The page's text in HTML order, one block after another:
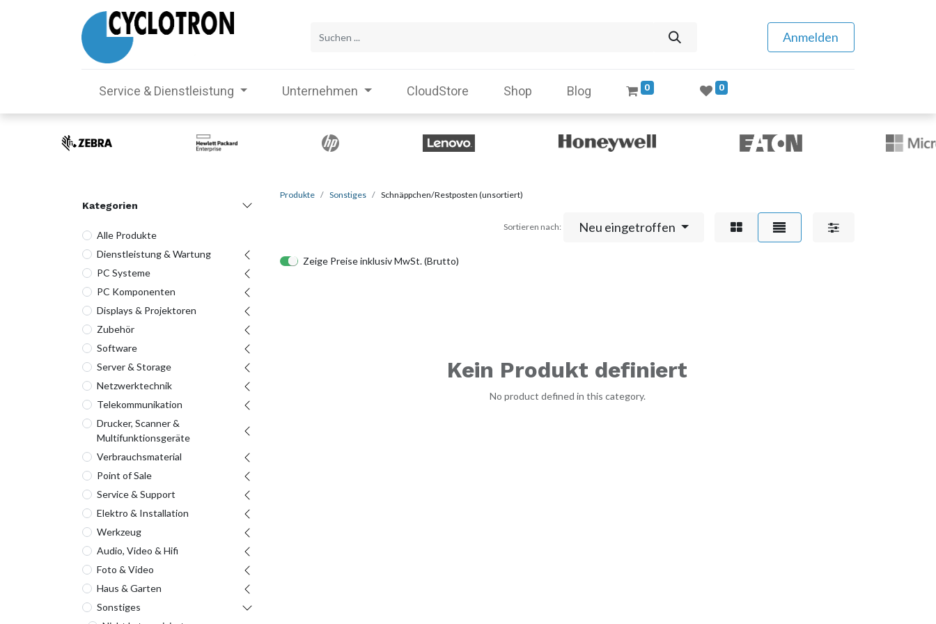
Anmelden
Service & Dienstleistung Unternehmen CloudStore Shop Blog 0 0
Kategorien
Alle Produkte
Dienstleistung & Wartung
PC Systeme
PC Komponenten
Displays & Projektoren
Zubehör
Software
Server & Storage
Netzwerktechnik
Telekommunikation
Drucker, Scanner &
Multifunktionsgeräte
Verbrauchsmaterial
Point of Sale
Service & Support
Elektro & Installation
Werkzeug
Audio, Video & Hifi
Foto & Video
Haus & Garten
Sonstiges
Produkte Sonstiges Schnäppchen/Restposten (unsortiert)
Sortieren nach: Neu eingetroffen
Zeige Preise inklusiv MwSt. (Brutto)
Kein Produkt definiert
No product defined in this category.